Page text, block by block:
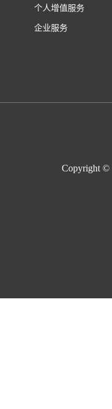
个人增值服务
企业服务
Copyright ©